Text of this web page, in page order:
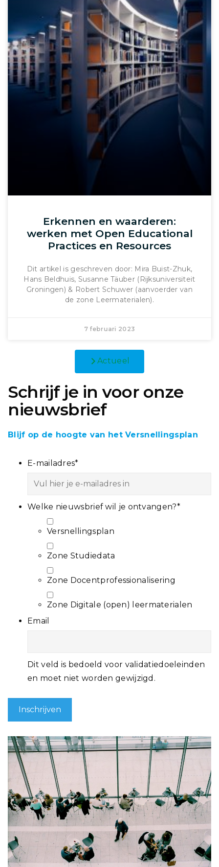
Erkennen en waarderen:
werken met Open Educational
Practices en Resources
Dit artikel is geschreven door: Mira Buist-Zhuk,
Hans Beldhuis, Susanne Täuber (Rijksuniversiteit
Groningen) & Robert Schuwer (aanvoerder van
de zone Leermaterialen).
7 februari 2023
Actueel
Schrijf je in voor onze
nieuwsbrief
Blijf op de hoogte van het Versnellingsplan
E-mailadres*
Welke nieuwsbrief wil je ontvangen?*
Versnellingsplan
Zone Studiedata
Zone Docentprofessionalisering
Zone Digitale (open) leermaterialen
Email
Dit veld is bedoeld voor validatiedoeleinden
en moet niet worden gewijzigd.